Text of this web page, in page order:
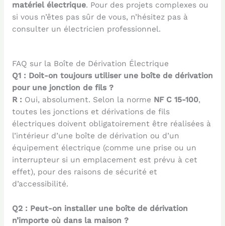
matériel électrique. Pour des projets complexes ou
si vous n’êtes pas sûr de vous, n’hésitez pas à
consulter un électricien professionnel.
FAQ sur la Boîte de Dérivation Électrique
Q1 : Doit-on toujours utiliser une boîte de dérivation
pour une jonction de fils ?
R : Oui, absolument. Selon la norme NF C 15-100,
toutes les jonctions et dérivations de fils
électriques doivent obligatoirement être réalisées à
l’intérieur d’une boîte de dérivation ou d’un
équipement électrique (comme une prise ou un
interrupteur si un emplacement est prévu à cet
effet), pour des raisons de sécurité et
d’accessibilité.
Q2 : Peut-on installer une boîte de dérivation
n’importe où dans la maison ?